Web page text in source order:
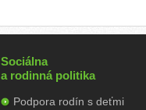
Sociálna
a rodinná politika
Podpora rodín s deťmi